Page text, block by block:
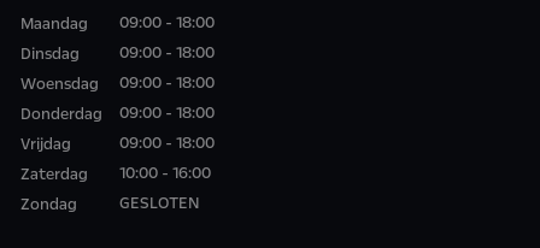
Maandag
Dinsdag
Woensdag
Donderdag
Vrijdag
Zaterdag
Zondag
09:00 - 18:00
09:00 - 18:00
09:00 - 18:00
09:00 - 18:00
09:00 - 18:00
10:00 - 16:00
GESLOTEN